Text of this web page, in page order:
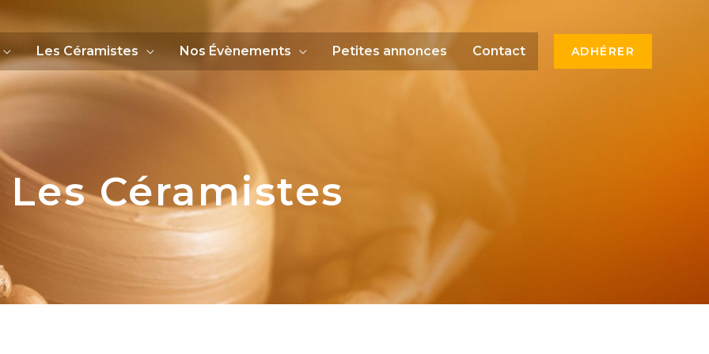
Les Céramistes Nos Évènements Petites annonces Contact ADHÉRER
Les Céramistes